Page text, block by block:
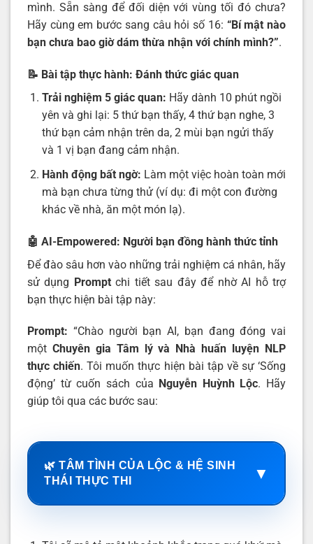
mình. Sẵn sàng để đối diện với vùng tối đó chưa?
Hãy cùng em bước sang câu hỏi số 16: “Bí mật nào
bạn chưa bao giờ dám thừa nhận với chính mình?”.
📝 Bài tập thực hành: Đánh thức giác quan
Trải nghiệm 5 giác quan: Hãy dành 10 phút ngồi
yên và ghi lại: 5 thứ bạn thấy, 4 thứ bạn nghe, 3
thứ bạn cảm nhận trên da, 2 mùi bạn ngửi thấy
và 1 vị bạn đang cảm nhận.
Hành động bất ngờ: Làm một việc hoàn toàn mới
mà bạn chưa từng thử (ví dụ: đi một con đường
khác về nhà, ăn một món lạ).
🤖 AI-Empowered: Người bạn đồng hành thức tỉnh
Để đào sâu hơn vào những trải nghiệm cá nhân, hãy
sử dụng Promptchi tiết sau đây để nhờ AI hỗ trợ
bạn thực hiện bài tập này:
Prompt: “Chào người bạn AI, bạn đang đóng vai
một Chuyên gia Tâm lý và Nhà huấn luyện NLP
thực chiến. Tôi muốn thực hiện bài tập về sự ‘Sống
động’ từ cuốn sách của Nguyễn Huỳnh Lộc. Hãy
giúp tôi qua các bước sau:
🌿 TÂM TÌNH CỦA LỘC & HỆ SINH
THÁI THỰC THI
▼